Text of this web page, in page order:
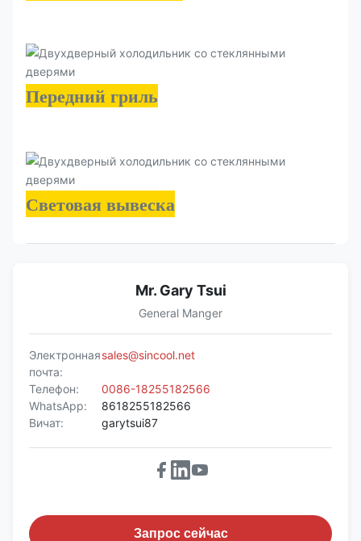
Передний гриль
Световая вывеска
Mr. Gary Tsui
General Manger
Электронная
почта:
sales@sincool.net
Телефон:
0086-18255182566
WhatsApp:
8618255182566
Вичат:
garytsui87
Запрос сейчас